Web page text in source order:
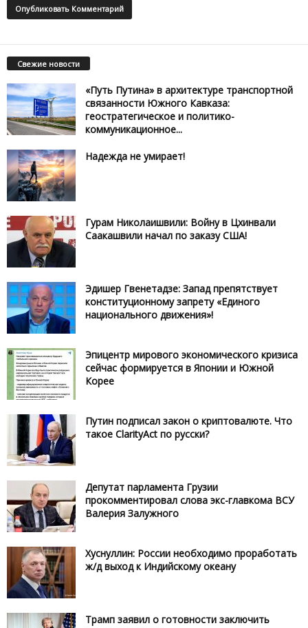
Свежие новости
«Путь Путина» в архитектуре транспортной
связанности Южного Кавказа:
геостратегическое и политико-
коммуникационное...
Надежда не умирает!
Гурам Николаишвили: Войну в Цхинвали
Саакашвили начал по заказу США!
Эдишер Гвенетадзе: Запад препятствует
конституционному запрету «Единого
национального движения»!
Эпицентр мирового экономического кризиса
сейчас формируется в Японии и Южной
Корее
Путин подписал закон о криптовалюте. Что
такое ClarityAct по русски?
Депутат парламента Грузии
прокомментировал слова экс-главкома ВСУ
Валерия Залужного
Хуснуллин: России необходимо проработать
ж/д выход к Индийскому океану
Трамп заявил о готовности заключить